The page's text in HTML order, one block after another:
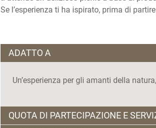
Se l’esperienza ti ha ispirato, prima di
ADATTO A
Un’esperienza per gli amanti della
QUOTA DI PARTECIPAZIONE E